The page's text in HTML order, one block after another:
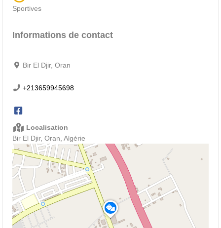
Sportives
Informations de contact
Bir El Djir, Oran
+213659945698
Localisation
Bir El Djir, Oran, Algérie